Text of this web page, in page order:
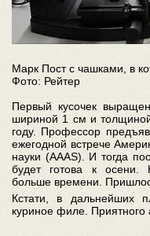
Марк Пост с чашками, в
Фото: Рейтер
Первый кусочек
шириной 1 см и
году. Профессор
ежегодной встрече
науки (AAAS). И тогда
будет готова к осени.
больше времени.
Кстати, в дальнейших
куриное филе. Приятного